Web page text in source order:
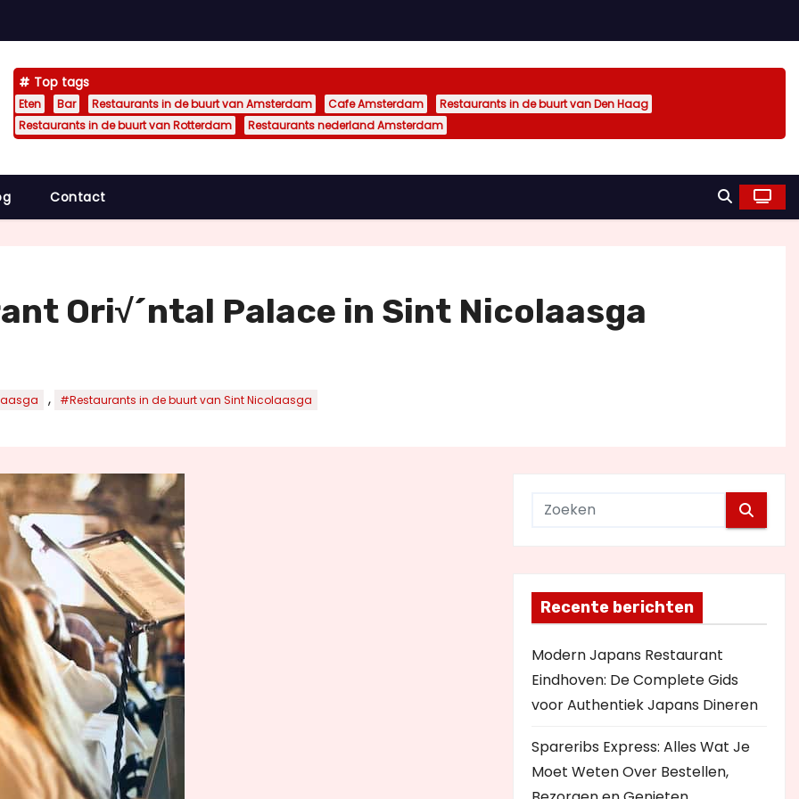
Top tags
Eten Bar Restaurants in de buurt van Amsterdam Cafe Amsterdam
Restaurants in de buurt van Den Haag
Restaurants in de buurt van Rotterdam
Restaurants nederland Amsterdam
Contact
Ori√´ntal Palace in Sint Nicolaasga
, #Restaurants in de buurt van Sint Nicolaasga
Recente berichten
Modern Japans Restaurant
Eindhoven: De Complete Gids
voor Authentiek Japans Dineren
Spareribs Express: Alles Wat Je
Moet Weten Over Bestellen,